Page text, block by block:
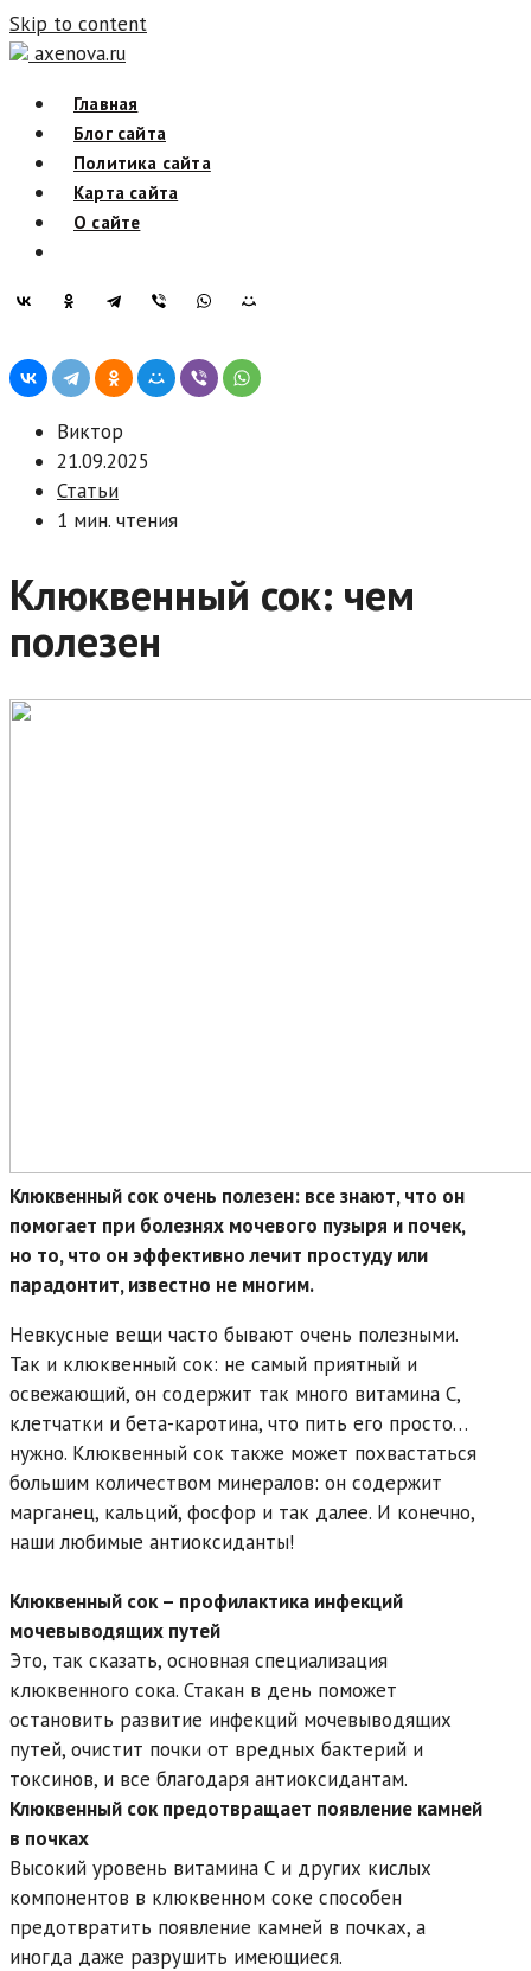
Skip to content
axenova.ru
Главная
Блог сайта
Политика сайта
Карта сайта
О сайте
Виктор
21.09.2025
Статьи
1 мин. чтения
Клюквенный сок: чем
полезен
Клюквенный сок очень полезен: все знают, что он
помогает при болезнях мочевого пузыря и почек,
но то, что он эффективно лечит простуду или
парадонтит, известно не многим.
Невкусные вещи часто бывают очень полезными.
Так и клюквенный сок: не самый приятный и
освежающий, он содержит так много витамина С,
клетчатки и бета-каротина, что пить его просто…
нужно. Клюквенный сок также может похвастаться
большим количеством минералов: он содержит
марганец, кальций, фосфор и так далее. И конечно,
наши любимые антиоксиданты!
Клюквенный сок – профилактика инфекций
мочевыводящих путей
Это, так сказать, основная специализация
клюквенного сока. Стакан в день поможет
остановить развитие инфекций мочевыводящих
путей, очистит почки от вредных бактерий и
токсинов, и все благодаря антиоксидантам.
Клюквенный сок предотвращает появление камней
в почках
Высокий уровень витамина С и других кислых
компонентов в клюквенном соке способен
предотвратить появление камней в почках, а
иногда даже разрушить имеющиеся.